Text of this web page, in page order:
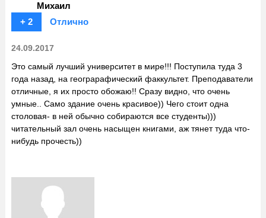
Михаил
+ 2
Отлично
24.09.2017
Это самый лучший университет в мире!!! Поступила туда 3
года назад, на геограрафический факкультет. Преподаватели
отличные, я их просто обожаю!! Сразу видно, что очень
умные.. Само здание очень красивое)) Чего стоит одна
столовая- в ней обычно собираются все студенты)))
читательный зал очень насыщен книгами, аж тянет туда что-
нибудь прочесть))